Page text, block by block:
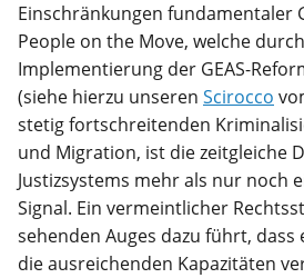
Einschränkungen fundamentaler
People on the Move, welche
Implementierung der GEAS-
(siehe hierzu unseren Scirocco
stetig fortschreitenden
und Migration, ist die zeitgleiche
Justizsystems mehr als nur noch
Signal. Ein vermeintlicher
sehenden Auges dazu führt,
die ausreichenden Kapazitäten